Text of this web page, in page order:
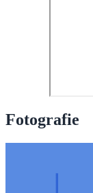
Fotografie